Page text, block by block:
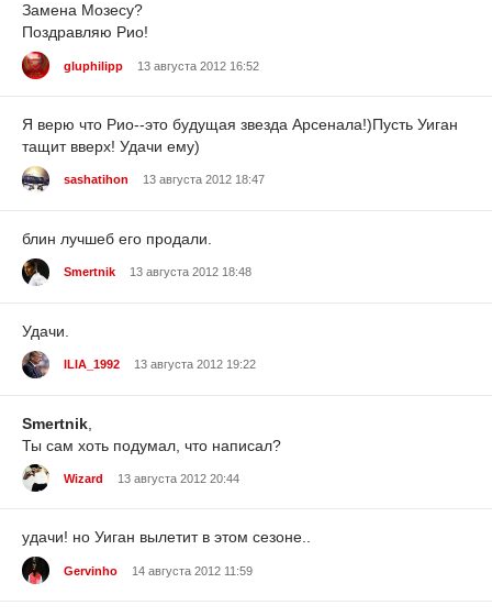
Замена Мозесу?
Поздравляю Рио!
gluphilipp 13 августа 2012 16:52
Я верю что Рио--это будущая звезда Арсенала!)Пусть Уиган
тащит вверх! Удачи ему)
sashatihon 13 августа 2012 18:47
блин лучшеб его продали.
Smertnik 13 августа 2012 18:48
Удачи.
ILIA_1992 13 августа 2012 19:22
Smertnik
Ты сам хоть подумал, что написал?
Wizard 13 августа 2012 20:44
удачи! но Уиган вылетит в этом сезоне..
Gervinho 14 августа 2012 11:59